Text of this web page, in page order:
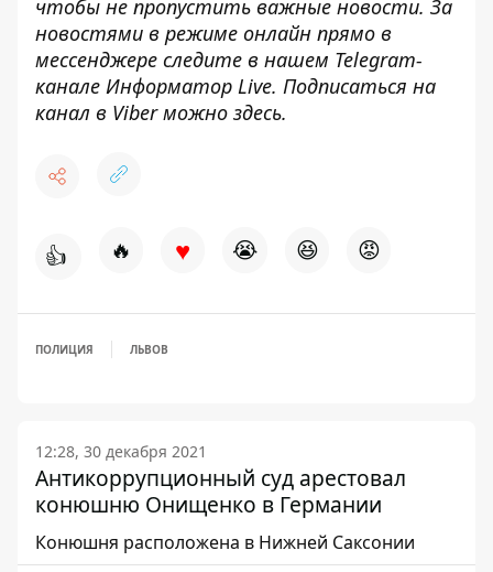
чтобы не пропустить важные новости. За
новостями в режиме онлайн прямо в
мессенджере следите в нашем Telegram-
канале Информатор Live. Подписаться на
канал в Viber можно здесь.
👍 🔥 ♥ 😭 😆 😡
ПОЛИЦИЯ ЛЬВОВ
12:28, 30 декабря 2021
Антикоррупционный суд арестовал
конюшню Онищенко в Германии
Конюшня расположена в Нижней Саксонии